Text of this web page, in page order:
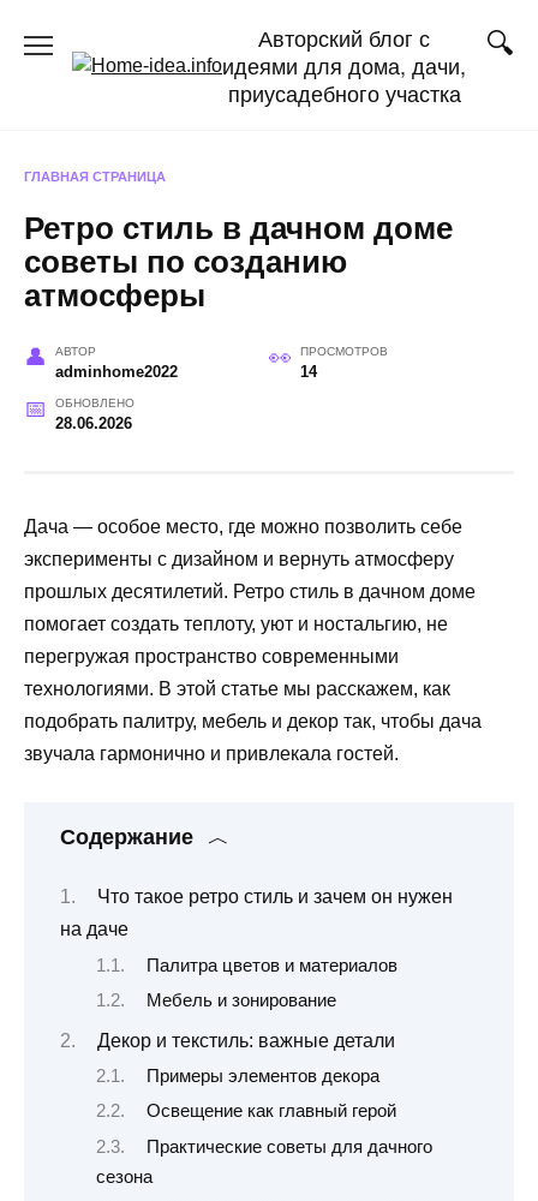
содержанию
Авторский блог с
идеями для дома, дачи,
приусадебного участка
ГЛАВНАЯ СТРАНИЦА
Ретро стиль в дачном доме
советы по созданию
атмосферы
АВТОР
adminhome2022
ПРОСМОТРОВ
14
ОБНОВЛЕНО
28.06.2026
Дача — особое место, где можно позволить себе
эксперименты с дизайном и вернуть атмосферу
прошлых десятилетий. Ретро стиль в дачном доме
помогает создать теплоту, уют и ностальгию, не
перегружая пространство современными
технологиями. В этой статье мы расскажем, как
подобрать палитру, мебель и декор так, чтобы дача
звучала гармонично и привлекала гостей.
Содержание
Что такое ретро стиль и зачем он нужен
на даче
Палитра цветов и материалов
Мебель и зонирование
Декор и текстиль: важные детали
Примеры элементов декора
Освещение как главный герой
Практические советы для дачного
сезона